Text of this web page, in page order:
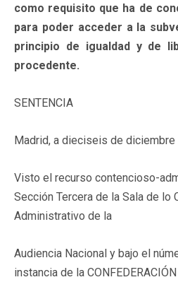
como requisito que ha de
para poder acceder a la
principio de igualdad y de
procedente.
SENTENCIA
Madrid, a dieciseis de
Visto el recurso contencioso-
Sección Tercera de la Sala de lo
Administrativo de la
Audiencia Nacional y bajo el
instancia de la